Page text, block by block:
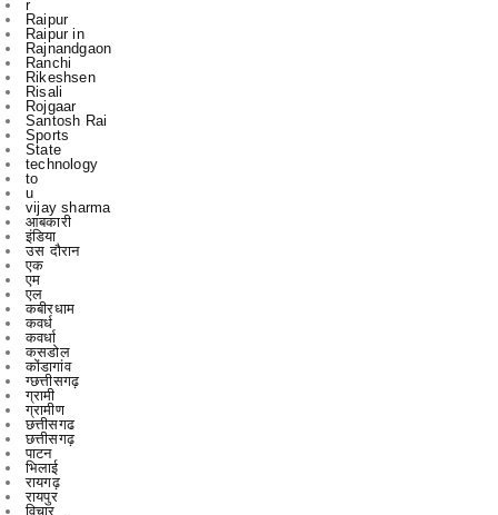
Rikeshsen
Risali
Rojgaar
Santosh Rai
Sports
State
technology
to
u
vijay sharma
आबकारी
इंडिया
उस दौरान
एक
एम
एल
कबीरधाम
कवर्ध
कवर्धा
कसडोल
कोंडागांव
ग्छत्तीसगढ़
ग्रामी
ग्रामीण
छत्तीसगढ
छत्तीसगढ़
पाटन
भिलाई
रायगढ़
रायपुर
विचार
विचार मंथन
विचारमंथन
शहर
शहरChhattisgarrh